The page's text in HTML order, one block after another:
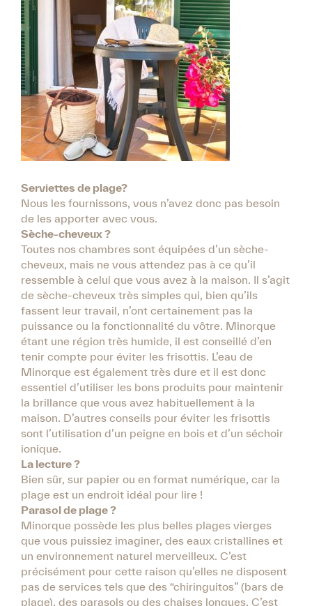
Serviettes de plage?
Nous les fournissons, vous n’avez donc pas besoin
de les apporter avec vous.
Sèche-cheveux ?
Toutes nos chambres sont équipées d’un sèche-
cheveux, mais ne vous attendez pas à ce qu’il
ressemble à celui que vous avez à la maison. Il s’agit
de sèche-cheveux très simples qui, bien qu’ils
fassent leur travail, n’ont certainement pas la
puissance ou la fonctionnalité du vôtre. Minorque
étant une région très humide, il est conseillé d’en
tenir compte pour éviter les frisottis. L’eau de
Minorque est également très dure et il est donc
essentiel d’utiliser les bons produits pour maintenir
la brillance que vous avez habituellement à la
maison. D’autres conseils pour éviter les frisottis
sont l’utilisation d’un peigne en bois et d’un séchoir
ionique.
La lecture ?
Bien sûr, sur papier ou en format numérique, car la
plage est un endroit idéal pour lire !
Parasol de plage ?
Minorque possède les plus belles plages vierges
que vous puissiez imaginer, des eaux cristallines et
un environnement naturel merveilleux. C’est
précisément pour cette raison qu’elles ne disposent
pas de services tels que des “chiringuitos” (bars de
plage), des parasols ou des chaises longues. C’est